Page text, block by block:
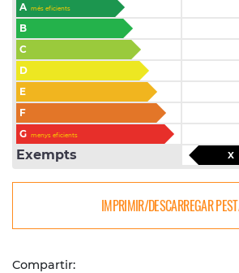
A més eficients
B
C
D
E
F
G menys eficients
Exempts X
IMPRIMIR/DESCARREGAR
Compartir: